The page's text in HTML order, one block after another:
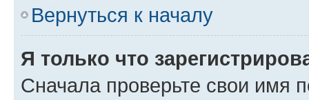
Вернуться к началу
Я только что
Сначала проверьте свои имя